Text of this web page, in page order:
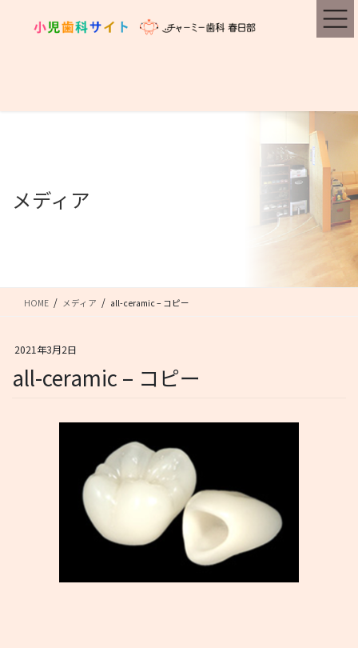
メディア
HOME メディア all-ceramic – コピー
2021年3月2日
all-ceramic – コピー